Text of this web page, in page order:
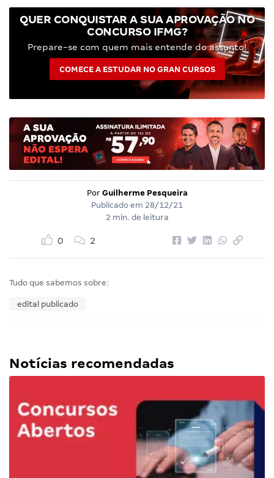
QUER CONQUISTAR A SUA APROVAÇÃO NO
CONCURSO IFMG?
Prepare-se com quem mais entende do assunto!
COMECE A ESTUDAR NO GRAN CURSOS
Por Guilherme Pesqueira
Publicado em 28/12/21
2 min. de leitura
0 2
Tudo que sabemos sobre:
edital publicado
Notícias recomendadas